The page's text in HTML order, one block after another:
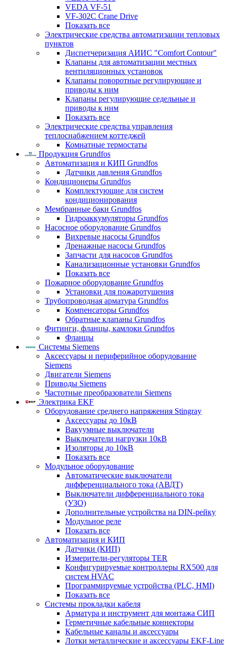
VEDA VF-51
VF-302C Crane Drive
Показать все
Электрические средства автоматизации тепловых
пунктов
Диспетчеризация АИИС "Comfort Contour"
Клапаны для автоматизации местных
вентиляционных установок
Клапаны поворотные регулирующие и
приводы к ним
Клапаны регулирующие седельные и
приводы к ним
Показать все
Электрические средства управления
теплоснабжением коттеджей
Комнатные термостаты
Продукция Grundfos
Автоматизация и КИП Grundfos
Датчики давления Grundfos
Кондиционеры Grundfos
Комплектующие для систем
кондиционирования
Мембранные баки Grundfos
Гидроаккумуляторы Grundfos
Насосное оборудование Grundfos
Вихревые насосы Grundfos
Дренажные насосы Grundfos
Запчасти для насосов Grundfos
Канализационные установки Grundfos
Показать все
Пожарное оборудование Grundfos
Установки для пожаротушения
Трубопроводная арматура Grundfos
Компенсаторы Grundfos
Обратные клапаны Grundfos
Фитинги, фланцы, камлоки Grundfos
Фланцы
Системы Siemens
Аксессуары и периферийное оборудование
Siemens
Двигатели Siemens
Приводы Siemens
Частотные преобразователи Siemens
Электрика EKF
Оборудование среднего напряжения Stingray
Аксессуары до 10кВ
Вакуумные выключатели
Выключатели нагрузки 10кВ
Изоляторы до 10кВ
Показать все
Модульное оборудование
Автоматические выключатели
дифференциального тока (АВДТ)
Выключатели дифференциального тока
(УЗО)
Дополнительные устройства на DIN-рейку
Модульное реле
Показать все
Автоматизация и КИП
Датчики (КИП)
Измерители-регуляторы TER
Конфигурируемые контроллеры RX500 для
систем HVAC
Программируемые устройства (PLC, HMI)
Показать все
Системы прокладки кабеля
Арматура и инструмент для монтажа СИП
Герметичные кабельные коннекторы
Кабельные каналы и аксессуары
Лотки металлические и аксессуары EKF-Line